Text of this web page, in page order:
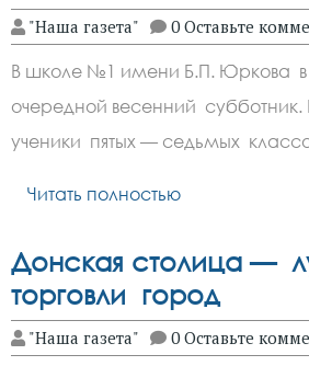
"Наша газета" 0 Оставьте
В школе №1 имени Б.П. Юркова в
очередной весенний субботник.
ученики пятых — седьмых
Читать полностью
Донская столица —
торговли город
"Наша газета" 0 Оставьте